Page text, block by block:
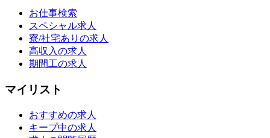
お仕事検索
スペシャル求人
寮/社宅ありの求人
高収入の求人
期間工の求人
マイリスト
おすすめの求人
キープ中の求人